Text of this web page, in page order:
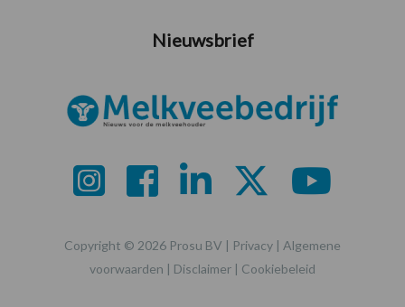
Nieuwsbrief
Copyright © 2026 Prosu BV | Privacy | Algemene
voorwaarden | Disclaimer | Cookiebeleid